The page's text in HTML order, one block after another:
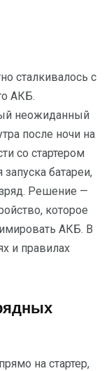
сталкивалось с
АКБ.
неожиданный
после ночи на
со стартером
батареи,
Решение —
которое
АКБ. В
и правилах
на стартер,